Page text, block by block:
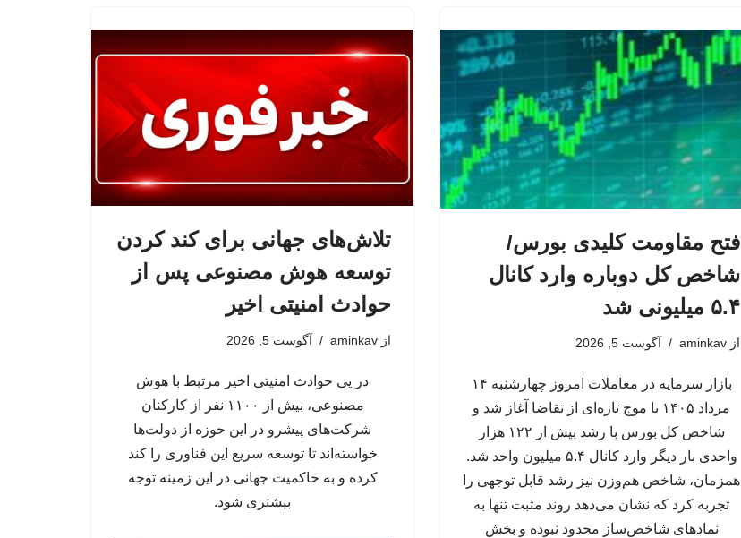
فتح مقاومت کلیدی بورس/
شاخص کل دوباره وارد کانال
۵.۴ میلیونی شد
از aminkav آگوست 5, 2026
بازار سرمایه در معاملات امروز چهارشنبه ۱۴
مرداد ۱۴۰۵ با موج تازه‌ای از تقاضا آغاز شد و
شاخص کل بورس با رشد بیش از ۱۲۲ هزار
واحدی بار دیگر وارد کانال ۵.۴ میلیون واحد شد.
همزمان، شاخص هم‌وزن نیز رشد قابل توجهی را
تجربه کرد که نشان می‌دهد روند مثبت تنها به
نمادهای شاخص‌ساز محدود نبوده و بخش
تلاش‌های جهانی برای کند کردن
توسعه هوش مصنوعی پس از
حوادث امنیتی اخیر
از aminkav آگوست 5, 2026
در پی حوادث امنیتی اخیر مرتبط با هوش
مصنوعی، بیش از ۱۱۰۰ نفر از کارکنان
شرکت‌های پیشرو در این حوزه از دولت‌ها
خواسته‌اند تا توسعه سریع این فناوری را کند
کرده و به حاکمیت جهانی در این زمینه توجه
بیشتری شود.